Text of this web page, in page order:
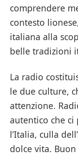
comprendere
contesto
italiana alla
belle tradizioni
La radio
le due culture,
attenzione.
autentico che
l’Italia, culla
dolce vita.